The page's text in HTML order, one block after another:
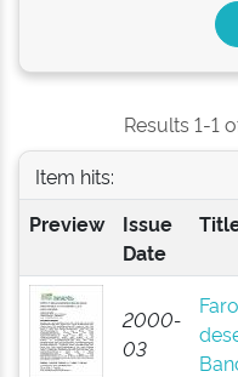
Results 1-1
Item hits:
Preview
Issue
Date
2000-
03